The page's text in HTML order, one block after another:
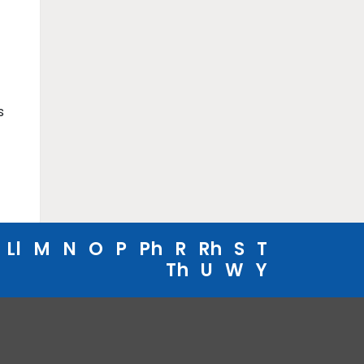
Ll M N O P Ph R Rh S T
Th U W Y